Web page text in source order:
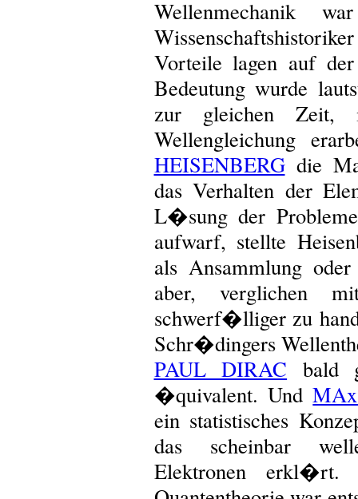
Wellenmechanik
Vorteile lagen auf
Bedeutung wurde
zur gleichen Zeit,
Wellengleichung
HEISENBERGdie
das Verhalten der
L�sung der
aufwarf, stellte
als Ansammlung
aber, verglichen
schwerf�lliger zu
Schr�dingers
PAUL DIRAC bald
�quivalent. Und
ein statistisches
das scheinbar
Elektronen erkl�rt.